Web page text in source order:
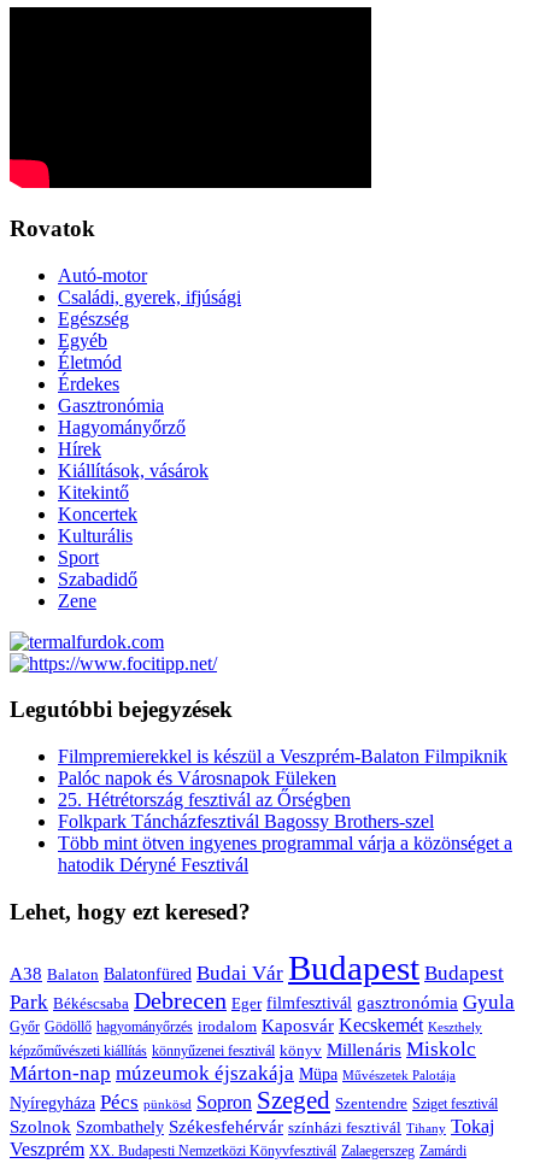
Rovatok
Autó-motor
Családi, gyerek, ifjúsági
Egészség
Egyéb
Életmód
Érdekes
Gasztronómia
Hagyományőrző
Hírek
Kiállítások, vásárok
Kitekintő
Koncertek
Kulturális
Sport
Szabadidő
Zene
Legutóbbi bejegyzések
Filmpremierekkel is készül a Veszprém-Balaton Filmpiknik
Palóc napok és Városnapok Füleken
25. Hétrétország fesztivál az Őrségben
Folkpark Táncházfesztivál Bagossy Brothers-szel
Több mint ötven ingyenes programmal várja a közönséget a
hatodik Déryné Fesztivál
Lehet, hogy ezt keresed?
A38 Balaton Balatonfüred Budai Vár Budapest Budapest
Park Békéscsaba Debrecen Eger filmfesztivál gasztronómia Gyula
Győr Gödöllő hagyományőrzés irodalom Kaposvár Kecskemét Keszthely
képzőművészeti kiállítás könnyűzenei fesztivál könyv Millenáris Miskolc
Márton-nap múzeumok éjszakája Müpa Művészetek Palotája
Nyíregyháza Pécs pünkösd Sopron Szeged Szentendre Sziget fesztivál
Szolnok Szombathely Székesfehérvár színházi fesztivál Tihany Tokaj
Veszprém XX. Budapesti Nemzetközi Könyvfesztivál Zalaegerszeg Zamárdi